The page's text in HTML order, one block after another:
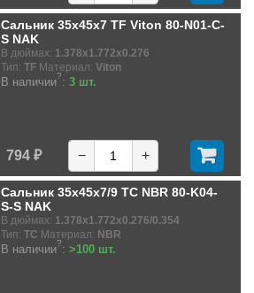
Сальник 35x45x7 TF Viton 80-N01-C-
S NAK
В дюймах: 1.378x1.772x0.276
Тип: TF Материал: Viton
В наличии?: 3 шт.
794 ₽ − +
Сальник 35x45x7/9 TC NBR 80-K04-
S-S NAK
В дюймах: 1.378x1.772x0.276/0.354
Тип: TC Материал: NBR
В наличии?: >100 шт.